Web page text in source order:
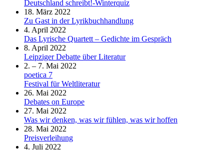
Deutschland schreibt!-Winterquiz
18. März 2022
Zu Gast in der Lyrikbuchhandlung
4. April 2022
Das Lyrische Quartett – Gedichte im Gespräch
8. April 2022
Leipziger Debatte über Literatur
2. – 7. Mai 2022
poetica 7
Festival für Weltliteratur
26. Mai 2022
Debates on Europe
27. Mai 2022
Was wir denken, was wir fühlen, was wir hoffen
28. Mai 2022
Preisverleihung
4. Juli 2022